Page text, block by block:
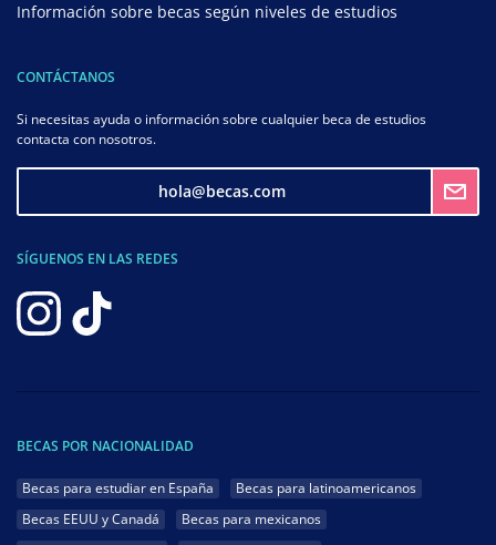
Información sobre becas según niveles de estudios
CONTÁCTANOS
Si necesitas ayuda o información sobre cualquier beca de estudios
contacta con nosotros.
hola@becas.com
SÍGUENOS EN LAS REDES
BECAS POR NACIONALIDAD
Becas para estudiar en España
Becas para latinoamericanos
Becas EEUU y Canadá
Becas para mexicanos